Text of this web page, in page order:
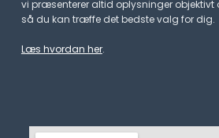
vi præsenterer altid oplysninger objektivt
så du kan træffe det bedste valg for dig.
Læs hvordan her.